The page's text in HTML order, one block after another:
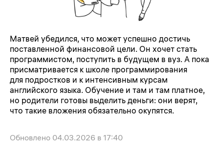
Матвей убедился, что может успешно достичь
поставленной финансовой цели. Он хочет стать
программистом, поступить в будущем в вуз. А пока
присматривается к школе программирования
для подростков и к интенсивным курсам
английского языка. Обучение и там и там платное,
но родители готовы выделить деньги: они верят,
что такие вложения обязательно окупятся.
Обновлено 04.03.2026 в 17:40